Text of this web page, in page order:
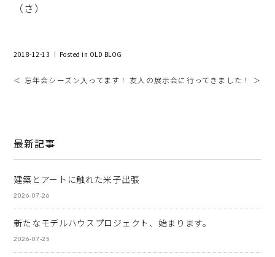
（さ）
2018-12-13 ｜ Posted in OLD BLOG
＜ 忘年会シーズン入ってます！ 友人の展示会に行ってきました！ ＞
最新記事
建築とアートに触れた米子出張
2026-07-26
新たなモデルハウスプロジェクト、始まります。
2026-07-25